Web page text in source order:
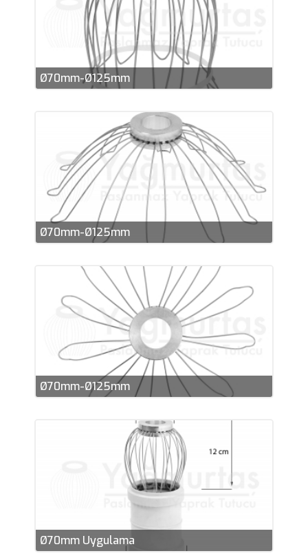
Ø70mm-Ø125mm
Ø70mm-Ø125mm
Ø70mm-Ø125mm
Ø70mm Uygulama